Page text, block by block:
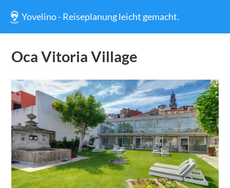
Yovelino - Reiseplanung leicht gemacht.
Oca Vitoria Village